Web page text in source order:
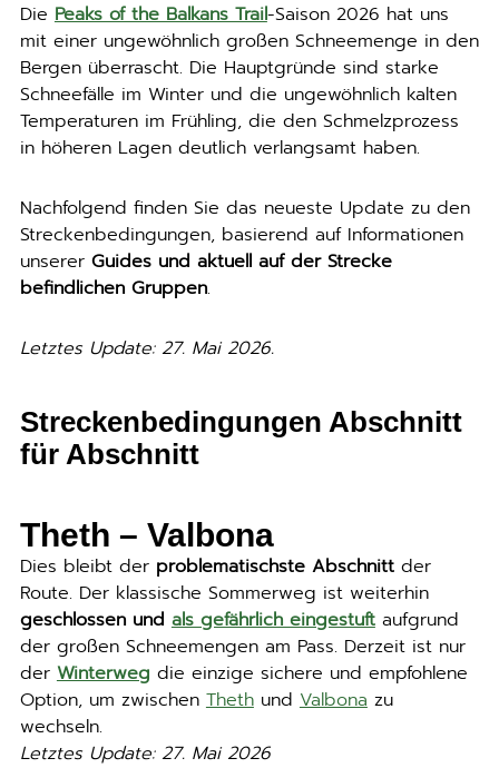
Die Peaks of the Balkans Trail-Saison 2026 hat uns
mit einer ungewöhnlich großen Schneemenge in den
Bergen überrascht. Die Hauptgründe sind starke
Schneefälle im Winter und die ungewöhnlich kalten
Temperaturen im Frühling, die den Schmelzprozess
in höheren Lagen deutlich verlangsamt haben.
Nachfolgend finden Sie das neueste Update zu den
Streckenbedingungen, basierend auf Informationen
unserer Guides und aktuell auf der Strecke
befindlichen Gruppen.
Letztes Update: 27. Mai 2026.
Streckenbedingungen Abschnitt
für Abschnitt
Theth – Valbona
Dies bleibt der problematischste Abschnittder
Route. Der klassische Sommerweg ist weiterhin
geschlossen und als gefährlich eingestuftaufgrund
der großen Schneemengen am Pass. Derzeit ist nur
der Winterweg die einzige sichere und empfohlene
Option, um zwischen Thethund Valbonazu
wechseln.
Letztes Update: 27. Mai 2026